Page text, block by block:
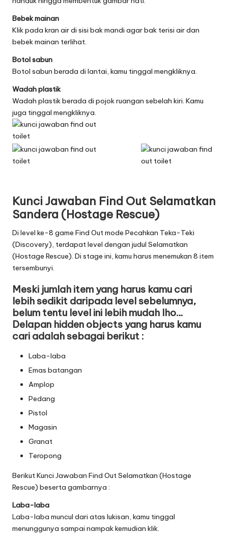
Bebek mainan
Klik pada kran air di sisi bak mandi agar bak terisi air dan
bebek mainan terlihat.
Botol sabun
Botol sabun berada di lantai, kamu tinggal mengkliknya.
Wadah plastik
Wadah plastik berada di pojok ruangan sebelah kiri. Kamu
juga tinggal mengkliknya.
Kunci Jawaban Find Out Selamatkan
Sandera (Hostage Rescue)
Di level ke-8 game Find Out mode Pecahkan Teka-Teki
(Discovery), terdapat level dengan judul Selamatkan
(Hostage Rescue). Di stage ini, kamu harus menemukan 8 item
tersembunyi.
Meski jumlah item yang harus kamu cari
lebih sedikit daripada level sebelumnya,
belum tentu level ini lebih mudah lho…
Delapan hidden objects yang harus kamu
cari adalah sebagai berikut :
Laba-laba
Emas batangan
Amplop
Pedang
Pistol
Magasin
Granat
Teropong
Berikut Kunci Jawaban Find Out Selamatkan (Hostage
Rescue) beserta gambarnya :
Laba-laba
Laba-laba muncul dari atas lukisan, kamu tinggal
menunggunya sampai nampak kemudian klik.